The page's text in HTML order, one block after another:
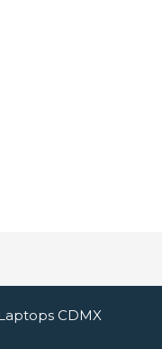
CDMX